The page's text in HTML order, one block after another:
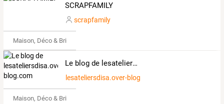
SCRAPFAMILY
scrapfamily
Maison, Déco & Bricolage
Le blog de lesateliersdisa.over-blog.com
lesateliersdisa.over-blog.com
Maison, Déco & Bricolage